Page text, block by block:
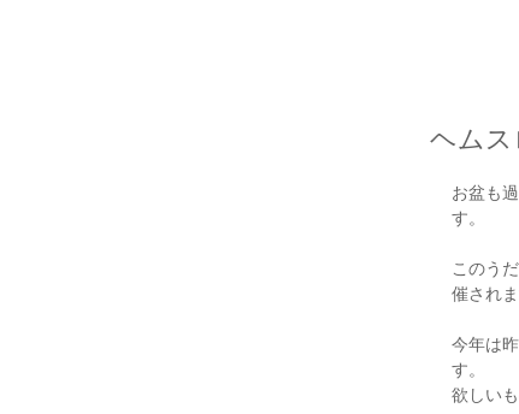
ヘムス
お盆も
す。
このう
催されま
今年は
す。
欲しい